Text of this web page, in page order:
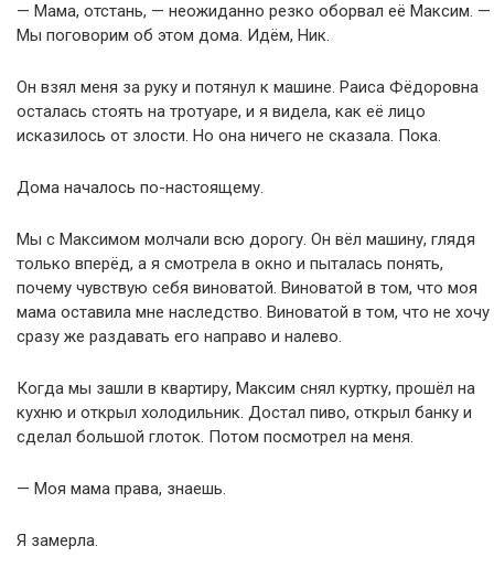
— Мама, отстань, — неожиданно резко оборвал её Максим. —
Мы поговорим об этом дома. Идём, Ник.
Он взял меня за руку и потянул к машине. Раиса Фёдоровна
осталась стоять на тротуаре, и я видела, как её лицо
исказилось от злости. Но она ничего не сказала. Пока.
Дома началось по-настоящему.
Мы с Максимом молчали всю дорогу. Он вёл машину, глядя
только вперёд, а я смотрела в окно и пыталась понять,
почему чувствую себя виноватой. Виноватой в том, что моя
мама оставила мне наследство. Виноватой в том, что не хочу
сразу же раздавать его направо и налево.
Когда мы зашли в квартиру, Максим снял куртку, прошёл на
кухню и открыл холодильник. Достал пиво, открыл банку и
сделал большой глоток. Потом посмотрел на меня.
— Моя мама права, знаешь.
Я замерла.